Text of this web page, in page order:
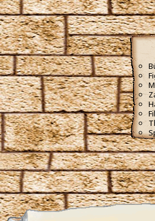
Sonorus
Specialis revelio
Tergeo
Unbrechbarer Schwur
Unheil angerichtet
Vermillious
Volate Ascendere
Wachstumszauber
Waddiwasi
Weise mir die Richtung
Wingardium Leviosa
Zaubermolch und Kolibrigesumm,
fortan Rum
Amnesia
Anteoculatia
Avifors
Bombarda
Bombarda Maxima
Calvorio
Colloshoo
Confringo
Confundo